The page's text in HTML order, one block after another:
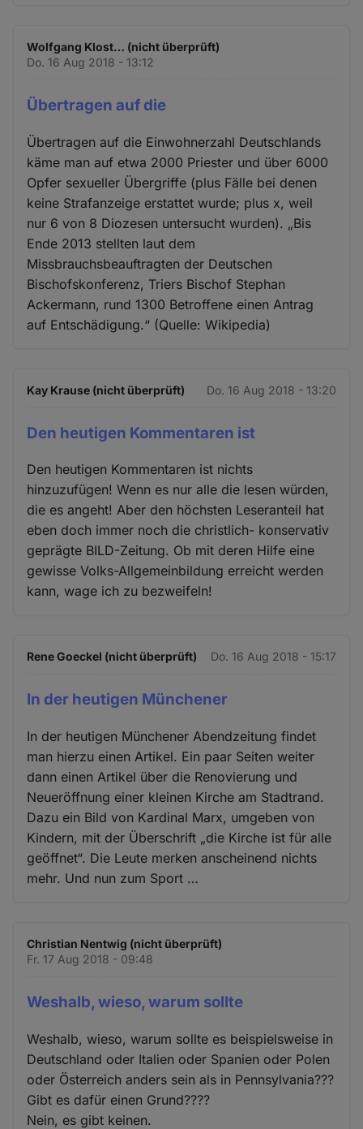
Wolfgang Klost… (nicht überprüft)
Do. 16 Aug 2018 - 13:12
Übertragen auf die
Übertragen auf die Einwohnerzahl Deutschlands
käme man auf etwa 2000 Priester und über 6000
Opfer sexueller Übergriffe (plus Fälle bei denen
keine Strafanzeige erstattet wurde; plus x, weil
nur 6 von 8 Diozesen untersucht wurden). „Bis
Ende 2013 stellten laut dem
Missbrauchsbeauftragten der Deutschen
Bischofskonferenz, Triers Bischof Stephan
Ackermann, rund 1300 Betroffene einen Antrag
auf Entschädigung.“ (Quelle: Wikipedia)
Kay Krause (nicht überprüft) Do. 16 Aug 2018 - 13:20
Den heutigen Kommentaren ist
Den heutigen Kommentaren ist nichts
hinzuzufügen! Wenn es nur alle die lesen würden,
die es angeht! Aber den höchsten Leseranteil hat
eben doch immer noch die christlich- konservativ
geprägte BILD-Zeitung. Ob mit deren Hilfe eine
gewisse Volks-Allgemeinbildung erreicht werden
kann, wage ich zu bezweifeln!
Rene Goeckel (nicht überprüft) Do. 16 Aug 2018 - 15:17
In der heutigen Münchener
In der heutigen Münchener Abendzeitung findet
man hierzu einen Artikel. Ein paar Seiten weiter
dann einen Artikel über die Renovierung und
Neueröffnung einer kleinen Kirche am Stadtrand.
Dazu ein Bild von Kardinal Marx, umgeben von
Kindern, mit der Überschrift „die Kirche ist für alle
geöffnet“. Die Leute merken anscheinend nichts
mehr. Und nun zum Sport …
Christian Nentwig (nicht überprüft)
Fr. 17 Aug 2018 - 09:48
Weshalb, wieso, warum sollte
Weshalb, wieso, warum sollte es beispielsweise in
Deutschland oder Italien oder Spanien oder Polen
oder Österreich anders sein als in Pennsylvania???
Gibt es dafür einen Grund????
Nein, es gibt keinen.